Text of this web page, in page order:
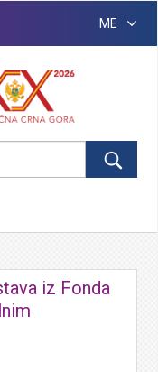
ME
iz Fonda